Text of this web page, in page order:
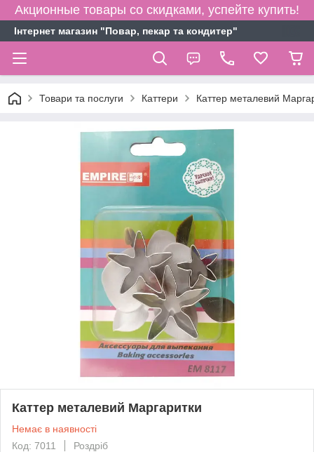
Акционные товары со скидками, успейте купить!
Інтернет магазин "Повар, пекар та кондитер"
Товари та послуги Каттери Каттер металевий
Каттер металевий Маргаритки
Немає в наявності
Код: 7011
Роздріб